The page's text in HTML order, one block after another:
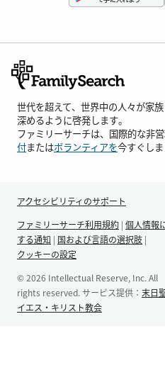
世代を超えて、世界中の人々が家
深めるように啓発します。
ファミリーサーチは、国際的な非営
付またはボランティアを今すぐしま
アクセシビリティのサポート
ファミリーサーチ利用規約 | 個人情報
する通知 | 国および言語の選択肢 |
クッキーの設定
© 2026 Intellectual Reserve, Inc. All
rights reserved. サービス提供： 末日
イエス・キリスト教会